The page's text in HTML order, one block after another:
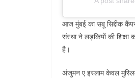
आज मुंबई का सबू सिद्दीक
संस्था ने लड़कियों की
है।
अंजुमन ए इस्लाम केवल मुस्लिम